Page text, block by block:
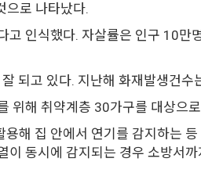
으로 나타났다.
고 인식했다. 자살률은 인구 10
되고 있다. 지난해 화재발생건
위해 취약계층 30가구를 대상
해 집 안에서 연기를 감지하는
이 동시에 감지되는 경우 소방서